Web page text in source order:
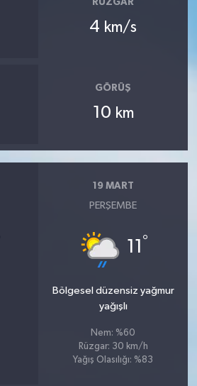
RÜZGAR
4 km/s
GÖRÜŞ
10 km
19 MART
PERŞEMBE
11 °
Bölgesel düzensiz yağmur
yağışlı
Nem: %60
Rüzgar: 30 km/h
Yağış Olasılığı: %83